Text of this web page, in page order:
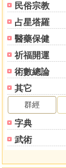
民俗宗教
占星塔羅
醫藥保健
祈福開運
術數總論
其它
群經
字典
武術
特殊格局
第十章 神煞